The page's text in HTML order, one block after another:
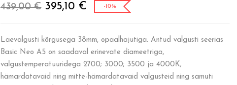
439,00€ 395,10 € -10%
Laevalgusti kõrgusega 38mm, opaalhajutiga. Antud valgusti seerias
Basic Neo A5 on saadaval erinevate diameetriga,
valgustemperatuuridega 2700; 3000; 3500 ja 4000K,
hämardatavaid ning mitte-hämardatavaid valgusteid ning samuti